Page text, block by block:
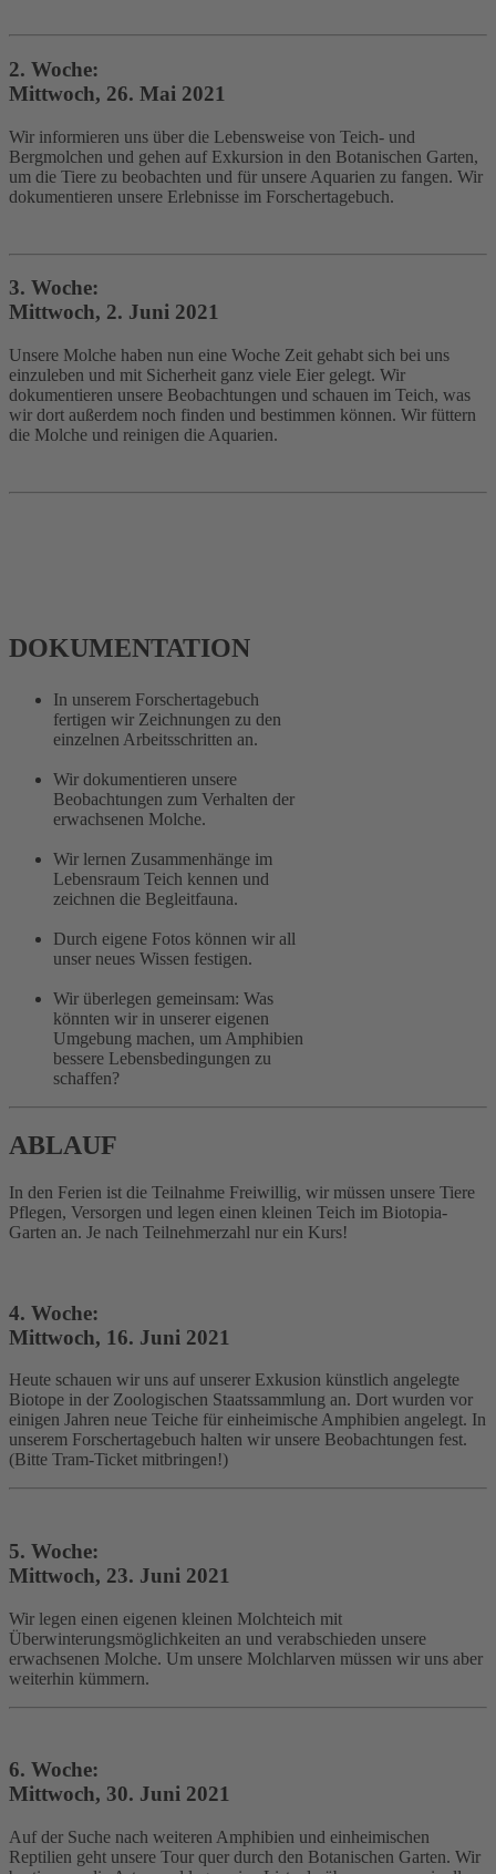
2. Woche:
Mittwoch, 26. Mai 2021
Wir informieren uns über die Lebensweise von Teich- und
Bergmolchen und gehen auf Exkursion in den Botanischen Garten,
um die Tiere zu beobachten und für unsere Aquarien zu fangen. Wir
dokumentieren unsere Erlebnisse im Forschertagebuch.
3. Woche:
Mittwoch, 2. Juni 2021
Unsere Molche haben nun eine Woche Zeit gehabt sich bei uns
einzuleben und mit Sicherheit ganz viele Eier gelegt. Wir
dokumentieren unsere Beobachtungen und schauen im Teich, was
wir dort außerdem noch finden und bestimmen können. Wir füttern
die Molche und reinigen die Aquarien.
DOKUMENTATION
In unserem Forschertagebuch
fertigen wir Zeichnungen zu den
einzelnen Arbeitsschritten an.
Wir dokumentieren unsere
Beobachtungen zum Verhalten der
erwachsenen Molche.
Wir lernen Zusammenhänge im
Lebensraum Teich kennen und
zeichnen die Begleitfauna.
Durch eigene Fotos können wir all
unser neues Wissen festigen.
Wir überlegen gemeinsam: Was
könnten wir in unserer eigenen
Umgebung machen, um Amphibien
bessere Lebensbedingungen zu
schaffen?
ABLAUF
In den Ferien ist die Teilnahme Freiwillig, wir müssen unsere Tiere
Pflegen, Versorgen und legen einen kleinen Teich im Biotopia-
Garten an. Je nach Teilnehmerzahl nur ein Kurs!
4. Woche:
Mittwoch, 16. Juni 2021
Heute schauen wir uns auf unserer Exkusion künstlich angelegte
Biotope in der Zoologischen Staatssammlung an. Dort wurden vor
einigen Jahren neue Teiche für einheimische Amphibien angelegt. In
unserem Forschertagebuch halten wir unsere Beobachtungen fest.
(Bitte Tram-Ticket mitbringen!)
5. Woche:
Mittwoch, 23. Juni 2021
Wir legen einen eigenen kleinen Molchteich mit
Überwinterungsmöglichkeiten an und verabschieden unsere
erwachsenen Molche. Um unsere Molchlarven müssen wir uns aber
weiterhin kümmern.
6. Woche:
Mittwoch, 30. Juni 2021
Auf der Suche nach weiteren Amphibien und einheimischen
Reptilien geht unsere Tour quer durch den Botanischen Garten. Wir